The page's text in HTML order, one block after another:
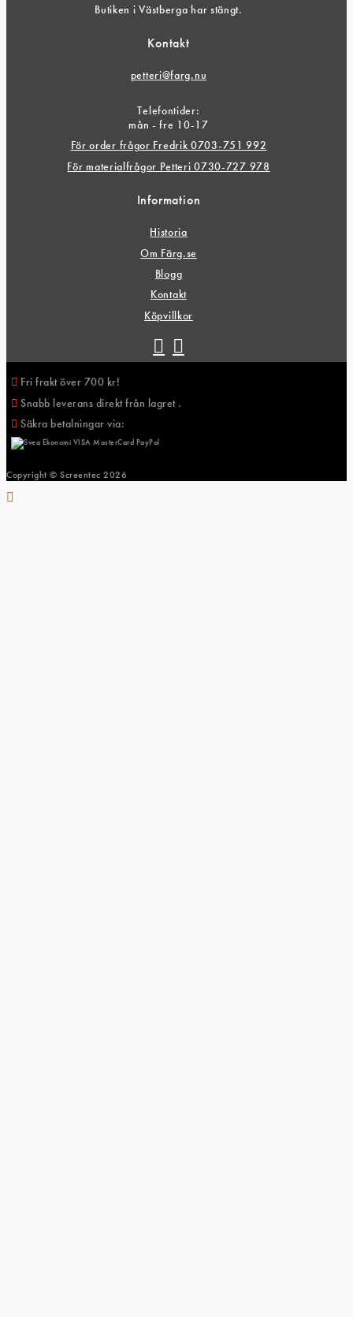
Butiken i Västberga har stängt.
Kontakt
petteri@farg.nu
Telefontider:
mån - fre 10-17
För order frågor Fredrik 0703-751 992
För materialfrågor Petteri 0730-727 978
Information
Historia
Om Färg.se
Blogg
Kontakt
Köpvillkor
Fri frakt över 700 kr!
Snabb leverans direkt från lagret .
Säkra betalningar via:
Copyright © Screentec 2026